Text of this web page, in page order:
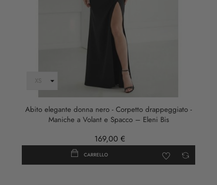
Abito elegante donna nero - Corpetto drappeggiato -
Maniche a Volant e Spacco – Eleni Bis
169,00 €
CARRELLO